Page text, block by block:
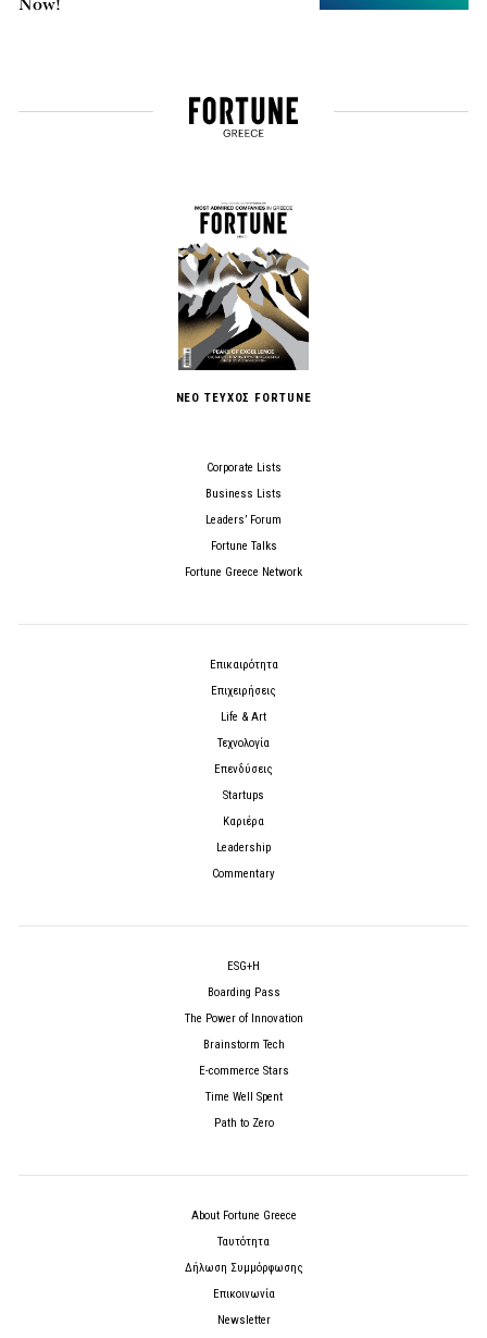
ΝΕΟ ΤΕΥΧΟΣ FORTUNE
Corporate Lists
Business Lists
Leaders’ Forum
Fortune Talks
Fortune Greece Network
Επικαιρότητα
Επιχειρήσεις
Life & Art
Τεχνολογία
Επενδύσεις
Startups
Καριέρα
Leadership
Commentary
ESG+H
Boarding Pass
The Power of Innovation
Brainstorm Tech
E-commerce Stars
Time Well Spent
Path to Zero
About Fortune Greece
Ταυτότητα
Δήλωση Συμμόρφωσης
Επικοινωνία
Newsletter